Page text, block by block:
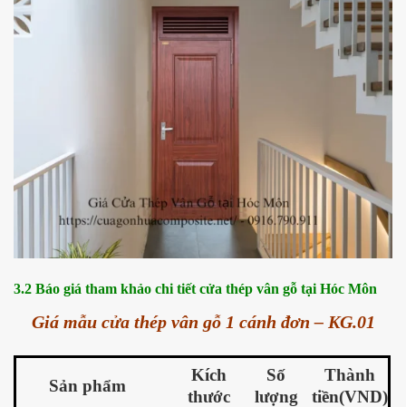
3.2 Báo giá tham khảo chi tiết cửa thép vân gỗ tại Hóc Môn
Giá mẫu cửa thép vân gỗ 1 cánh đơn – KG.01
Sản phẩm
Kích
thước
Số
lượng
Thành
tiền(VND)